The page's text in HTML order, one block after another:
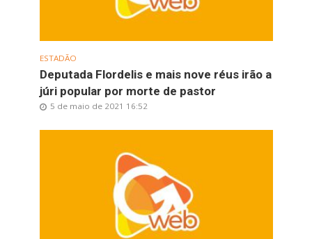
ESTADÃO
Deputada Flordelis e mais nove réus irão a
júri popular por morte de pastor
5 de maio de 2021 16:52